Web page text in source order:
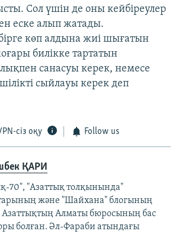
Сол үшін де оны кейбіреулер
еске алып жатады.
көп алдына жиі шығатын
билікке тартатын
санасуы керек, немесе
сыйлауы керек деп
сіз оқу Follow us
ҚАРИ
70", "Азаттық толқынында"
және "Шайхана" блогының
Азаттықтың Алматы бюросының бас
болған. Әл-Фараби атындағы